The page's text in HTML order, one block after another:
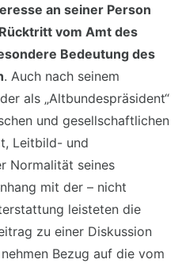
an seiner Person
vom Amt des
Bedeutung des
. Auch nach seinem
als „Altbundespräsident“
und gesellschaftlichen
Leitbild- und
Normalität seines
mit der – nicht
leisteten die
zu einer Diskussion
Bezug auf die vom